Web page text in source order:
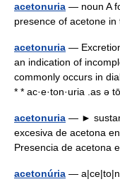
acetonuria — noun A
presence of acetone
acetonuria —
an indication of
commonly occurs in
* * ac·e·ton·uria .as
acetonuria — ►
excesiva de acetona
Presencia de acetona
acetonúria —